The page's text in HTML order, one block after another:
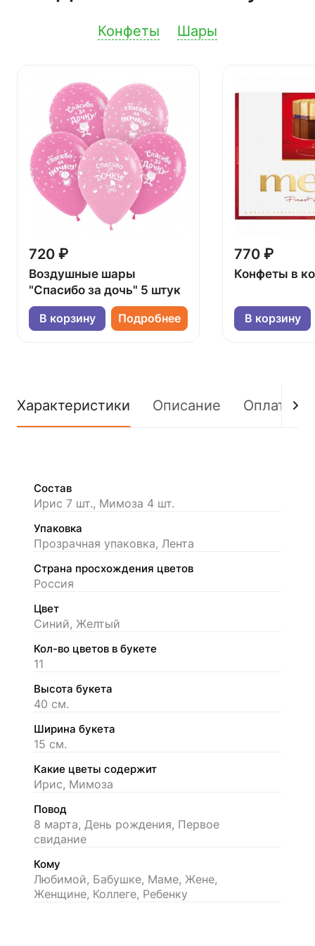
Конфеты Шары
720 ₽
Воздушные шары
"Спасибо за дочь" 5 штук
В корзину Подробнее
770 ₽
Конфеты в
В корзину
Характеристики Описание Оплата
Состав
Ирис 7 шт., Мимоза 4 шт.
Упаковка
Прозрачная упаковка, Лента
Страна просхождения цветов
Россия
Цвет
Синий, Желтый
Кол-во цветов в букете
11
Высота букета
40 см.
Ширина букета
15 см.
Какие цветы содержит
Ирис, Мимоза
Повод
8 марта, День рождения, Первое
свидание
Кому
Любимой, Бабушке, Маме, Жене,
Женщине, Коллеге, Ребенку